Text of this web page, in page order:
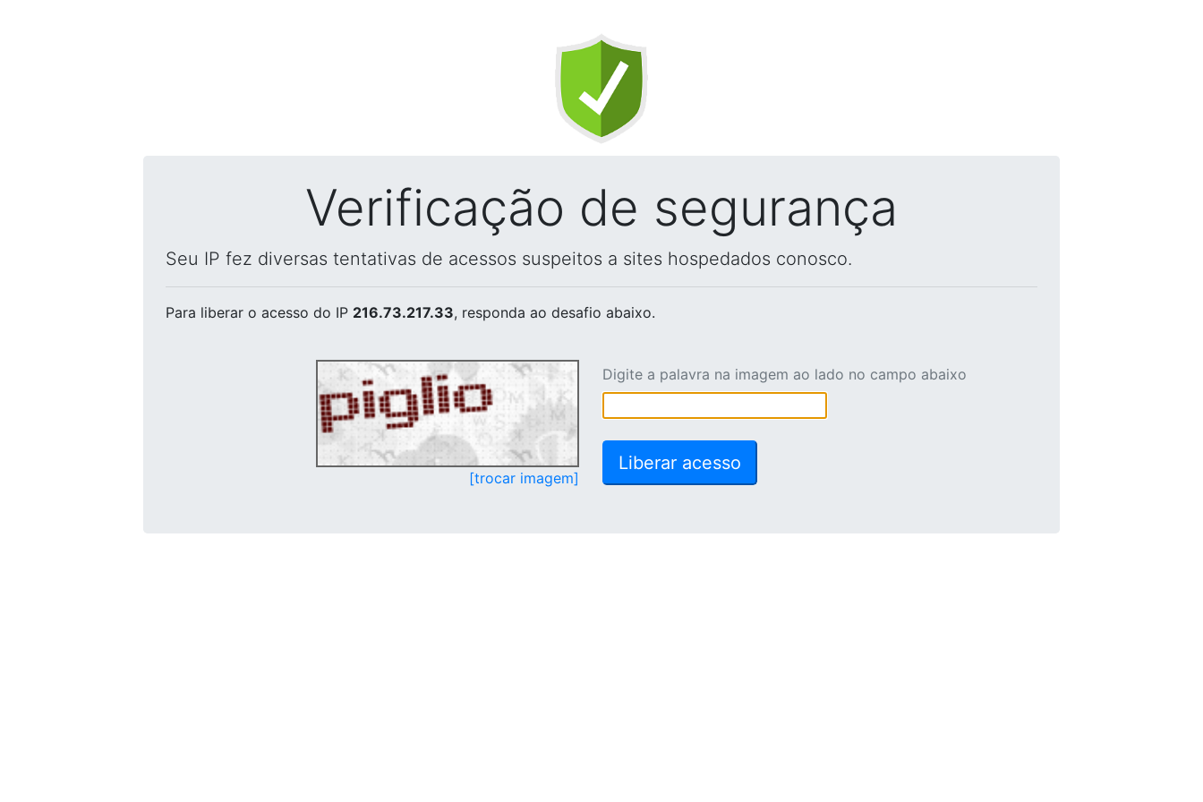
Verificação de segurança
Seu IP fez diversas tentativas de acessos suspeitos a sites hospedados conosco.
Para liberar o acesso do IP 216.73.217.33, responda ao desafio abaixo.
[trocar imagem]
Digite a palavra na imagem ao lado no campo abaixo